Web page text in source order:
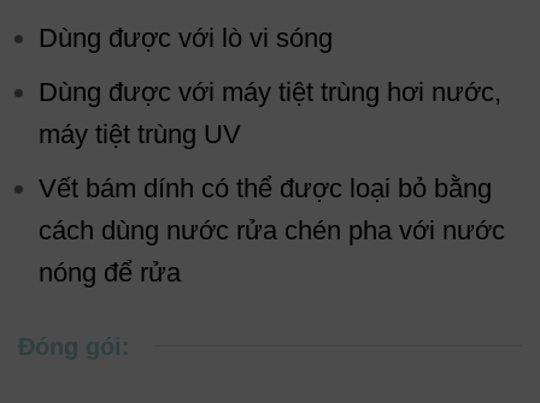
Dùng được với lò vi sóng
Dùng được với máy tiệt trùng hơi nước,
máy tiệt trùng UV
Vết bám dính có thể được loại bỏ bằng
cách dùng nước rửa chén pha với nước
nóng để rửa
Đóng gói: